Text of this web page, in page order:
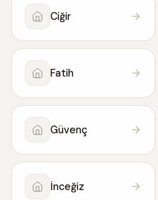
Ciğir
Fatih
Güvenç
İnceğiz